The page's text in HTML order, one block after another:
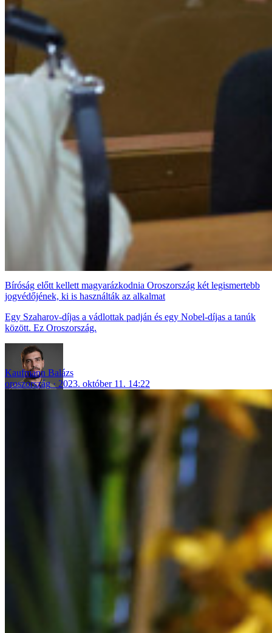
Bíróság előtt kellett magyarázkodnia Oroszország két legismertebb
jogvédőjének, ki is használták az alkalmat
Egy Szaharov-díjas a vádlottak padján és egy Nobel-díjas a tanúk
között. Ez Oroszország.
Kaufmann Balázs
oroszország
2023. október 11. 14:22